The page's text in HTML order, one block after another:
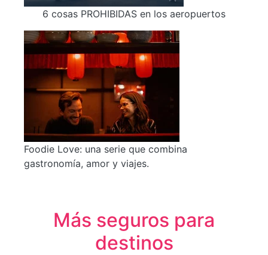
6 cosas PROHIBIDAS en los aeropuertos
Foodie Love: una serie que combina
gastronomía, amor y viajes.
Más seguros para
destinos